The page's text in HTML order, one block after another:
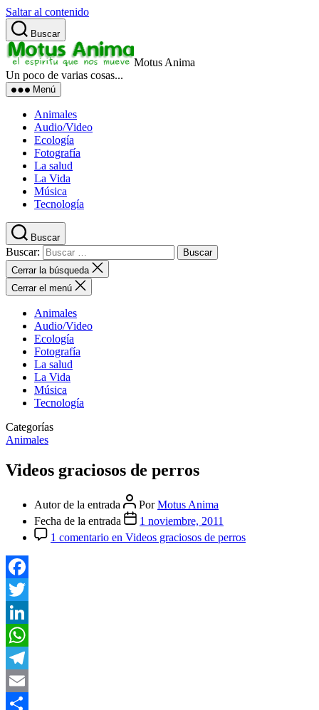
Saltar al contenido
Buscar
Motus Anima
Un poco de varias cosas...
Menú
Animales
Audio/Video
Ecología
Fotografía
La salud
La Vida
Música
Tecnología
Buscar
Buscar:
Cerrar la búsqueda
Cerrar el menú
Animales
Audio/Video
Ecología
Fotografía
La salud
La Vida
Música
Tecnología
Categorías
Animales
Videos graciosos de perros
Autor de la entrada PorMotus Anima
Fecha de la entrada
1 noviembre, 2011
1 comentario en Videos graciosos de perros
Facebook
Twitter
LinkedIn
WhatsApp
Telegram
Email